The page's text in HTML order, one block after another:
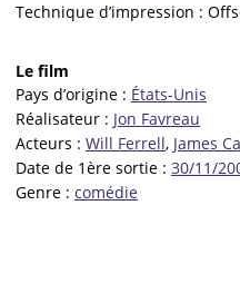
Technique d’impression :
Le film
Pays d’origine : États-Unis
Réalisateur : Jon Favreau
Acteurs : Will Ferrell, James
Date de 1ère sortie : 30/11/
Genre : comédie